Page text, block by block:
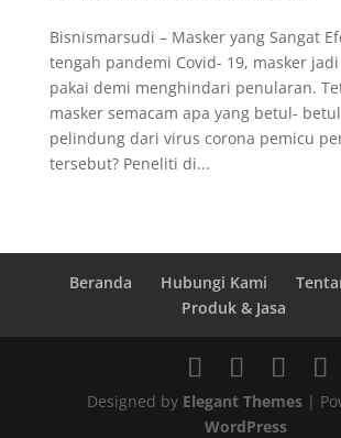
Bisnismarsudi – Masker yang Sangat
tengah pandemi Covid- 19, masker
pakai demi menghindari penularan.
masker semacam apa yang betul-
pelindung dari virus corona pemicu
tersebut? Peneliti di...
Beranda Hubungi Kami
Produk & Jasa
Designed by Elegant Themes|
WordPress